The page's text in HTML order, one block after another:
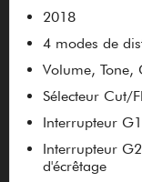
2018
4 modes de
Volume, Tone,
Sélecteur Cut/
Interrupteur
Interrupteur
d'écrêtage